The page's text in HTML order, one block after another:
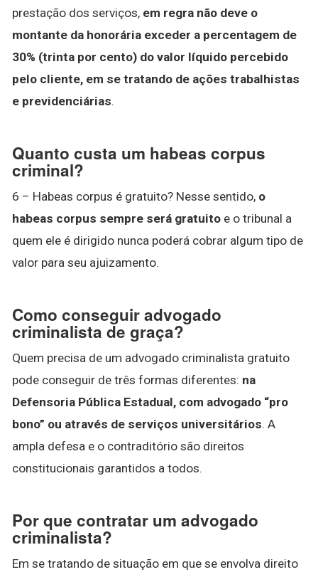
prestação dos serviços, em regra não deve o
montante da honorária exceder a percentagem de
30% (trinta por cento) do valor líquido percebido
pelo cliente, em se tratando de ações trabalhistas
e previdenciárias.
Quanto custa um habeas corpus
criminal?
6 – Habeas corpus é gratuito? Nesse sentido, o
habeas corpus sempre será gratuito e o tribunal a
quem ele é dirigido nunca poderá cobrar algum tipo de
valor para seu ajuizamento.
Como conseguir advogado
criminalista de graça?
Quem precisa de um advogado criminalista gratuito
pode conseguir de três formas diferentes: na
Defensoria Pública Estadual, com advogado “pro
bono” ou através de serviços universitários. A
ampla defesa e o contraditório são direitos
constitucionais garantidos a todos.
Por que contratar um advogado
criminalista?
Em se tratando de situação em que se envolva direito